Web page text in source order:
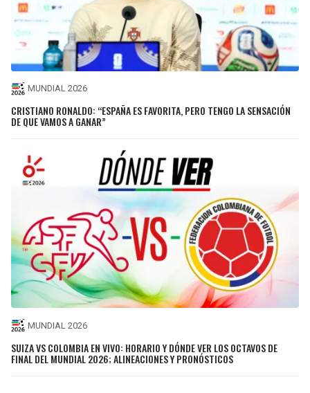
MUNDIAL 2026
CRISTIANO RONALDO: “ESPAÑA ES FAVORITA, PERO TENGO LA SENSACIÓN
DE QUE VAMOS A GANAR”
MUNDIAL 2026
SUIZA VS COLOMBIA EN VIVO: HORARIO Y DÓNDE VER LOS OCTAVOS DE
FINAL DEL MUNDIAL 2026; ALINEACIONES Y PRONÓSTICOS